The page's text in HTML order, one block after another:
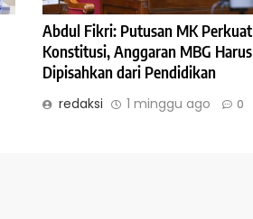
Abdul Fikri: Putusan MK Perkuat
Konstitusi, Anggaran MBG Harus
Dipisahkan dari Pendidikan
redaksi 1 minggu ago 0